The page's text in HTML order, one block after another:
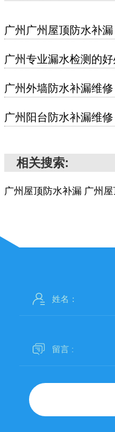
广州广州屋顶防水补
广州专业漏水检测的
广州外墙防水补漏维修
广州阳台防水补漏维修
相关搜索:
广州屋顶防水补漏 广州